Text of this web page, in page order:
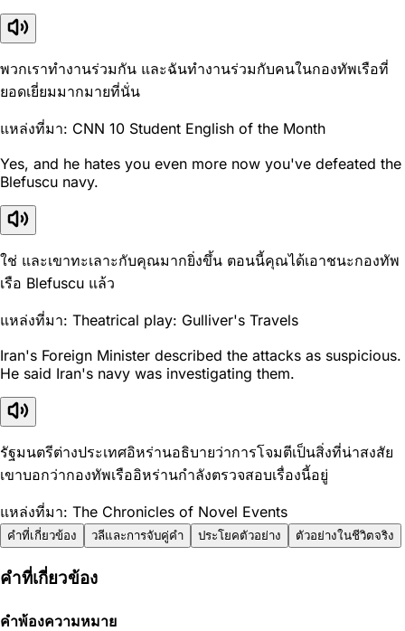
พวกเราทำงานร่วมกัน และฉันทำงานร่วมกับคนในกองทัพเรือที่
ยอดเยี่ยมมากมายที่นั่น
แหล่งที่มา: CNN 10 Student English of the Month
Yes, and he hates you even more now you've defeated the
Blefuscu navy.
ใช่ และเขาทะเลาะกับคุณมากยิ่งขึ้น ตอนนี้คุณได้เอาชนะกองทัพ
เรือ Blefuscu แล้ว
แหล่งที่มา: Theatrical play: Gulliver's Travels
Iran's Foreign Minister described the attacks as suspicious.
He said Iran's navy was investigating them.
รัฐมนตรีต่างประเทศอิหร่านอธิบายว่าการโจมตีเป็นสิ่งที่น่าสงสัย
เขาบอกว่ากองทัพเรืออิหร่านกำลังตรวจสอบเรื่องนี้อยู่
แหล่งที่มา: The Chronicles of Novel Events
คำที่เกี่ยวข้อง วลีและการจับคู่คำ ประโยคตัวอย่าง ตัวอย่างในชีวิตจริง
คำที่เกี่ยวข้อง
คำพ้องความหมาย